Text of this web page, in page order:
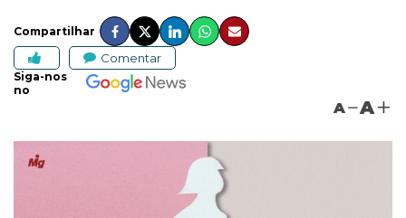
Compartilhar
Comentar
Siga-nos
no
A A